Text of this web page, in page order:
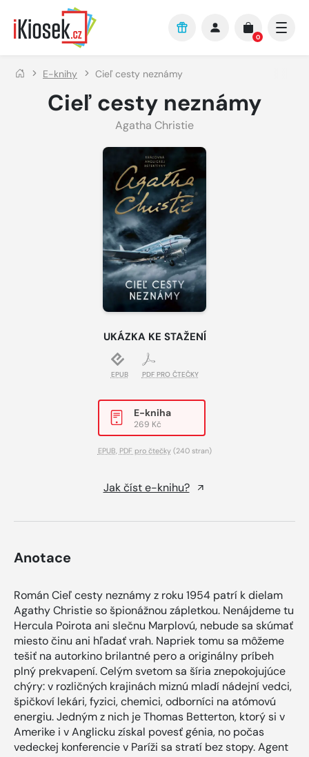
Přejít na hlavní obsah
0
E-knihy Cieľ cesty neznámy
Cieľ cesty neznámy
Agatha Christie
UKÁZKA KE STAŽENÍ
EPUB PDF PRO ČTEČKY
E-kniha
269 Kč
EPUB PDF pro čtečky(240 stran)
Jak číst e-knihu?
Anotace
Román Cieľ cesty neznámy z roku 1954 patrí k dielam
Agathy Christie so špionážnou zápletkou. Nenájdeme tu
Hercula Poirota ani slečnu Marplovú, nebude sa skúmať
miesto činu ani hľadať vrah. Napriek tomu sa môžeme
tešiť na autorkino brilantné pero a originálny príbeh
plný prekvapení. Celým svetom sa šíria znepokojujúce
chýry: v rozličných krajinách miznú mladí nádejní vedci,
špičkoví lekári, fyzici, chemici, odborníci na atómovú
energiu. Jedným z nich je Thomas Betterton, ktorý si v
Amerike i v Anglicku získal povesť génia, no počas
vedeckej konferencie v Paríži sa stratí bez stopy. Agent